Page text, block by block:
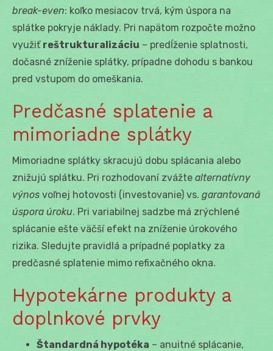
break-even: koľko mesiacov trvá, kým úspora na
splátke pokryje náklady. Pri napätom rozpočte možno
využiť reštrukturalizáciu – predĺženie splatnosti,
dočasné zníženie splátky, prípadne dohodu s bankou
pred vstupom do omeškania.
Predčasné splatenie a
mimoriadne splátky
Mimoriadne splátky skracujú dobu splácania alebo
znižujú splátku. Pri rozhodovaní zvážte alternatívny
výnos voľnej hotovosti (investovanie) vs. garantovaná
úspora úroku. Pri variabilnej sadzbe má zrýchlené
splácanie ešte väčší efekt na zníženie úrokového
rizika. Sledujte pravidlá a prípadné poplatky za
predčasné splatenie mimo refixačného okna.
Hypotekárne produkty a
doplnkové prvky
Štandardná hypotéka – anuitné splácanie,